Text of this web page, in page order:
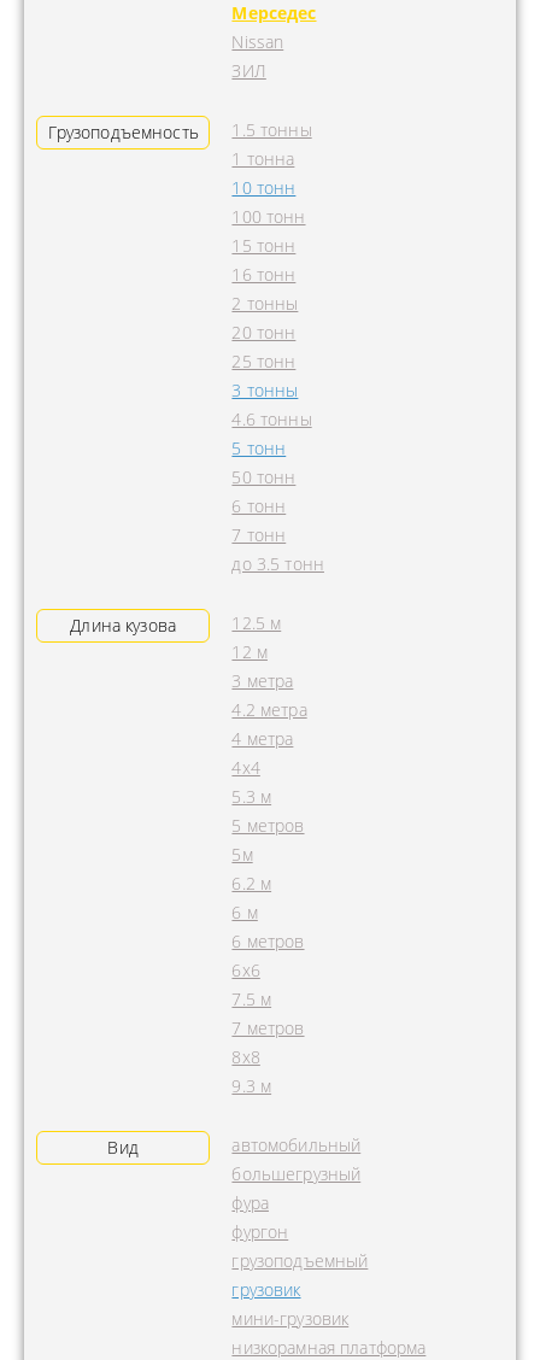
Мерседес
Nissan
ЗИЛ
Грузоподъемность
1.5 тонны
1 тонна
10 тонн
100 тонн
15 тонн
16 тонн
2 тонны
20 тонн
25 тонн
3 тонны
4.6 тонны
5 тонн
50 тонн
6 тонн
7 тонн
до 3.5 тонн
Длина кузова
12.5 м
12 м
3 метра
4.2 метра
4 метра
4x4
5.3 м
5 метров
5м
6.2 м
6 м
6 метров
6х6
7.5 м
7 метров
8х8
9.3 м
Вид
автомобильный
большегрузный
фура
фургон
грузоподъемный
грузовик
мини-грузовик
низкорамная платформа